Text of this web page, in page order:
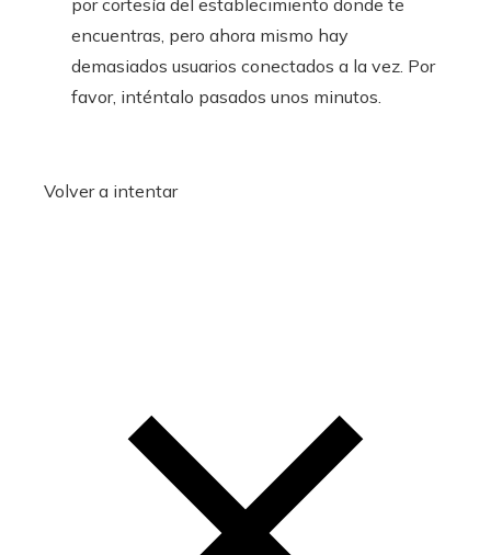
por cortesía del establecimiento donde te
encuentras, pero ahora mismo hay
demasiados usuarios conectados a la vez. Por
favor, inténtalo pasados unos minutos.
Volver a intentar